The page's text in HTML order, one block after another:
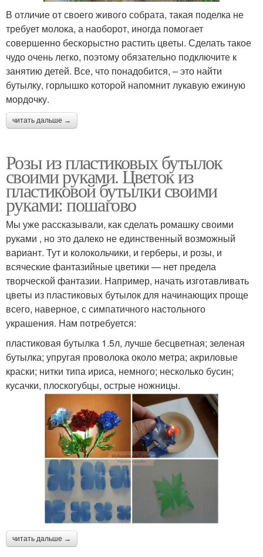
В отличие от своего живого собрата, такая поделка не
требует молока, а наоборот, иногда помогает
совершенно бескорыстно растить цветы. Сделать такое
чудо очень легко, поэтому обязательно подключите к
занятию детей. Все, что понадобится, – это найти
бутылку, горлышко которой напомнит лукавую ежиную
мордочку.
читать дальше →
Розы из пластиковых бутылок
своими руками. Цветок из
пластиковой бутылки своими
руками: пошагово
Мы уже рассказывали, как сделать ромашку своими
руками , но это далеко не единственный возможный
вариант. Тут и колокольчики, и герберы, и розы, и
всяческие фантазийные цветики — нет предела
творческой фантазии. Например, начать изготавливать
цветы из пластиковых бутылок для начинающих проще
всего, наверное, с симпатичного настольного
украшения. Нам потребуется:
пластиковая бутылка 1.5л, лучше бесцветная; зеленая
бутылка; упругая проволока около метра; акриловые
краски; нитки типа ириса, немного; несколько бусин;
кусачки, плоскогубцы, острые ножницы.
читать дальше →